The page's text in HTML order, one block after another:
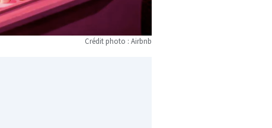
Crédit photo : Airbnb